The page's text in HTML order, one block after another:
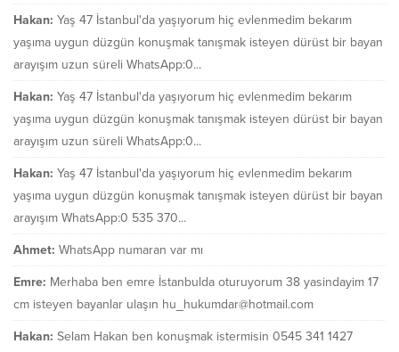
Hakan: Yaş 47 İstanbul'da yaşıyorum hiç evlenmedim bekarım
yaşıma uygun düzgün konuşmak tanışmak isteyen dürüst bir bayan
arayışım uzun süreli WhatsApp:0...
Hakan: Yaş 47 İstanbul'da yaşıyorum hiç evlenmedim bekarım
yaşıma uygun düzgün konuşmak tanışmak isteyen dürüst bir bayan
arayışım uzun süreli WhatsApp:0...
Hakan: Yaş 47 İstanbul'da yaşıyorum hiç evlenmedim bekarım
yaşıma uygun düzgün konuşmak tanışmak isteyen dürüst bir bayan
arayışım WhatsApp:0 535 370...
Ahmet: WhatsApp numaran var mı
Emre: Merhaba ben emre İstanbulda oturuyorum 38 yasindayim 17
cm isteyen bayanlar ulaşın hu_hukumdar@hotmail.com
Hakan: Selam Hakan ben konuşmak istermisin 0545 341 1427